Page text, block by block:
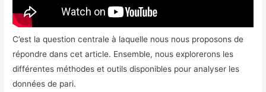
C’est la question centrale à laquelle nous nous proposons de
répondre dans cet article. Ensemble, nous explorerons les
différentes méthodes et outils disponibles pour analyser les
données de pari.